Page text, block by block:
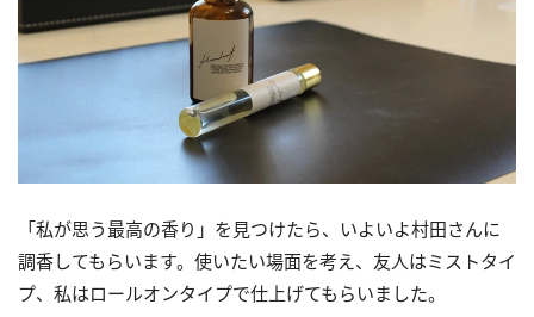
「私が思う最高の香り」を見つけたら、いよいよ村田さんに
調香してもらいます。使いたい場面を考え、友人はミストタイ
プ、私はロールオンタイプで仕上げてもらいました。